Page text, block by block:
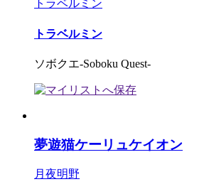
トラベルミン
トラベルミン
ソボクエ-Soboku Quest-
夢遊猫ケーリュケイオン
月夜明野